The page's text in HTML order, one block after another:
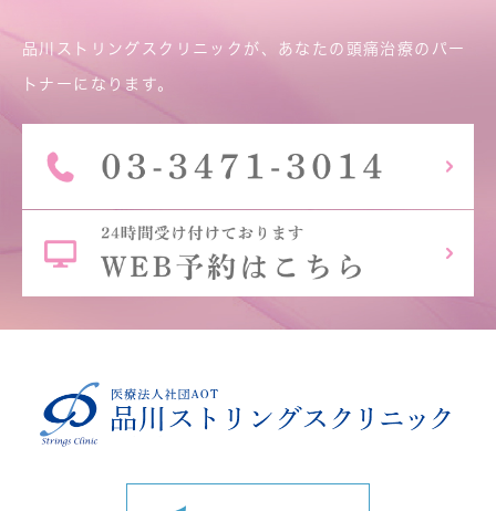
品川ストリングスクリニックが、あなたの頭痛治療のパー
トナーになります。